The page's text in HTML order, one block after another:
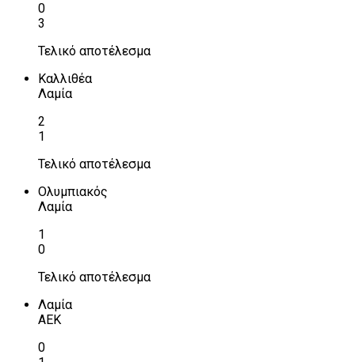
0
3
Τελικό αποτέλεσμα
Καλλιθέα
Λαμία
2
1
Τελικό αποτέλεσμα
Ολυμπιακός
Λαμία
1
0
Τελικό αποτέλεσμα
Λαμία
ΑΕΚ
0